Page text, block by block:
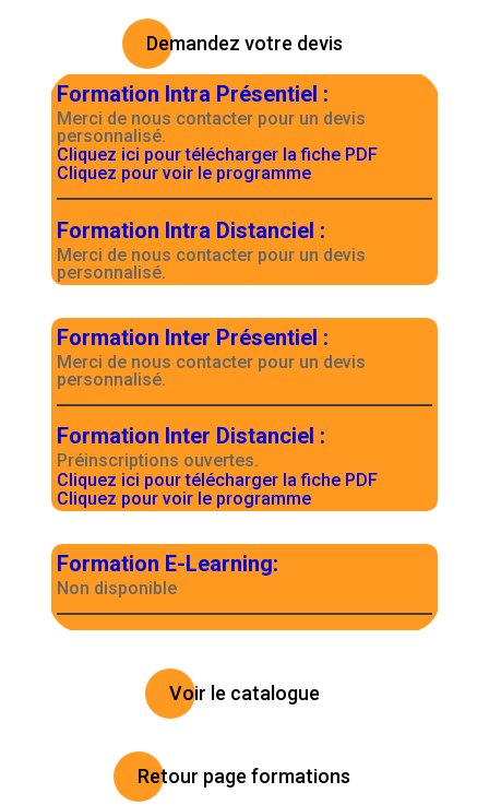
Demandez votre devis
Formation Intra Présentiel :
Merci de nous contacter pour un devis
personnalisé.
Cliquez ici pour télécharger la fiche PDF
Cliquez pour voir le programme
Formation Intra Distanciel :
Merci de nous contacter pour un devis
personnalisé.
Formation Inter Présentiel :
Merci de nous contacter pour un devis
personnalisé.
Formation Inter Distanciel :
Préinscriptions ouvertes.
Cliquez ici pour télécharger la fiche PDF
Cliquez pour voir le programme
Formation E-Learning:
Non disponible
Voir le catalogue
Retour page formations